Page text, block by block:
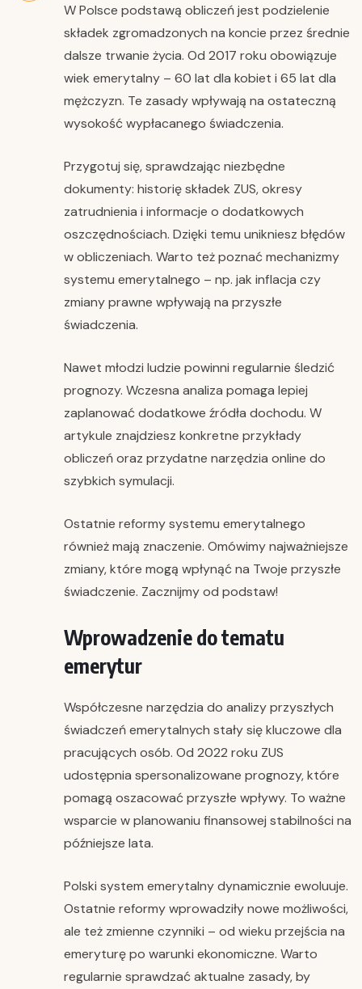
W Polsce podstawą obliczeń jest podzielenie
składek zgromadzonych na koncie przez średnie
dalsze trwanie życia. Od 2017 roku obowiązuje
wiek emerytalny – 60 lat dla kobiet i 65 lat dla
mężczyzn. Te zasady wpływają na ostateczną
wysokość wypłacanego świadczenia.
Przygotuj się, sprawdzając niezbędne
dokumenty: historię składek ZUS, okresy
zatrudnienia i informacje o dodatkowych
oszczędnościach. Dzięki temu unikniesz błędów
w obliczeniach. Warto też poznać mechanizmy
systemu emerytalnego – np. jak inflacja czy
zmiany prawne wpływają na przyszłe
świadczenia.
Nawet młodzi ludzie powinni regularnie śledzić
prognozy. Wczesna analiza pomaga lepiej
zaplanować dodatkowe źródła dochodu. W
artykule znajdziesz konkretne przykłady
obliczeń oraz przydatne narzędzia online do
szybkich symulacji.
Ostatnie reformy systemu emerytalnego
również mają znaczenie. Omówimy najważniejsze
zmiany, które mogą wpłynąć na Twoje przyszłe
świadczenie. Zacznijmy od podstaw!
Wprowadzenie do tematu
emerytur
Współczesne narzędzia do analizy przyszłych
świadczeń emerytalnych stały się kluczowe dla
pracujących osób. Od 2022 roku ZUS
udostępnia spersonalizowane prognozy, które
pomagą oszacować przyszłe wpływy. To ważne
wsparcie w planowaniu finansowej stabilności na
późniejsze lata.
Polski system emerytalny dynamicznie ewoluuje.
Ostatnie reformy wprowadziły nowe możliwości,
ale też zmienne czynniki – od wieku przejścia na
emeryturę po warunki ekonomiczne. Warto
regularnie sprawdzać aktualne zasady, by